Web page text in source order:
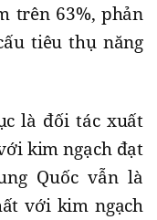
trên 63%, phản
tiêu thụ năng
là đối tác xuất
kim ngạch đạt
Quốc vẫn là
với kim ngạch